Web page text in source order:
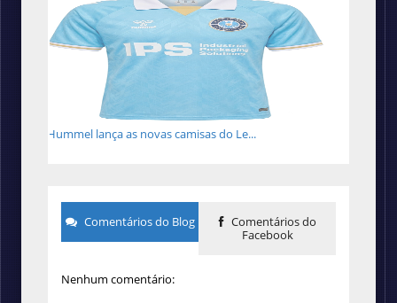
Hummel lança as novas camisas do Le...
Comentários do Blog
Comentários do
Facebook
Nenhum comentário: